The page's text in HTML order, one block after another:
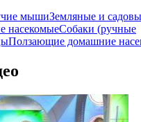
мышиЗемляные и
насекомыеСобаки (ручные
Ползающие домашние